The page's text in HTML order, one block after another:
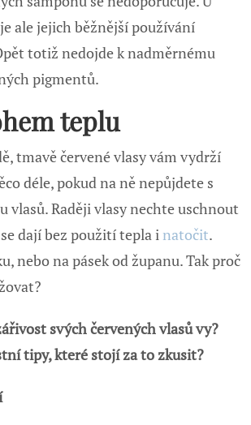
ale jejich běžnější používání
totiž nedojde k nadměrnému
pigmentů.
teplu
tmavě červené vlasy vám vydrží
déle, pokud na ně nepůjdete s
vlasů. Raději vlasy nechte uschnout
dají bez použití tepla i natočit.
nebo na pásek od županu. Tak proč
svých červených vlasů vy?
tipy, které stojí za to zkusit?